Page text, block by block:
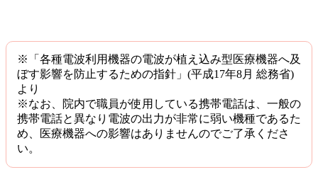
※「各種電波利用機器の電波が植え込み型医療機器へ及
ぼす影響を防止するための指針」(平成17年8月 総務省)
より
※なお、院内で職員が使用している携帯電話は、一般の
携帯電話と異なり電波の出力が非常に弱い機種であるた
め、医療機器への影響はありませんのでご了承くださ
い。